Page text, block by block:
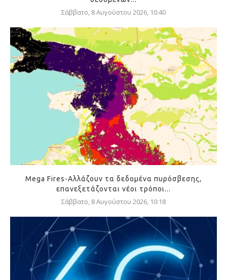
Σάββατο, 8 Αυγούστου 2026, 10:40
Mega Fires-Αλλάζουν τα δεδομένα πυρόσβεσης,
επανεξετάζονται νέοι τρόποι...
Σάββατο, 8 Αυγούστου 2026, 10:18